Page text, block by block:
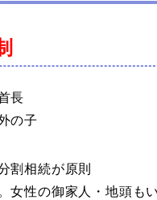
長
の子
割相続が原則
。女性の御家人・地頭も